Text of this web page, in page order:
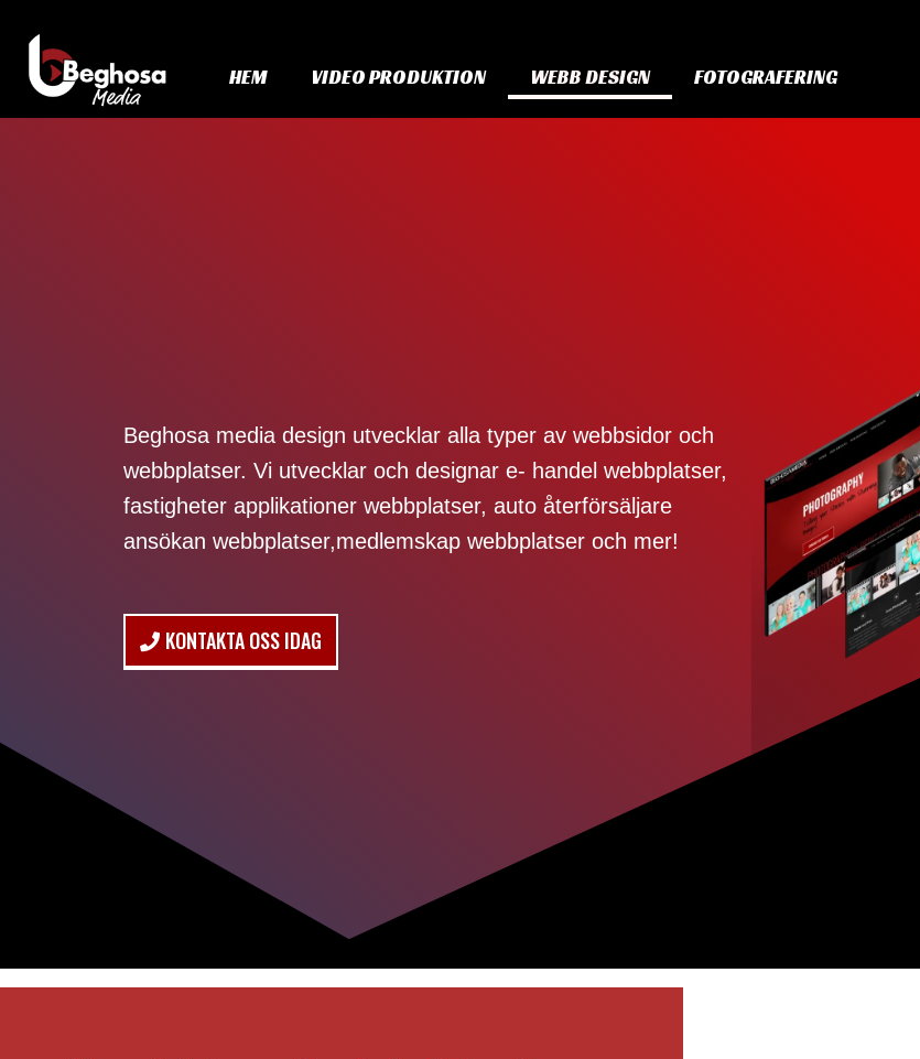
HEM VIDEO PRODUKTION WEBB DESIGN FOTOGRAFERING
Beghosa media design utvecklar alla typer av webbsidor och
webbplatser. Vi utvecklar och designar e- handel webbplatser,
fastigheter applikationer webbplatser, auto återförsäljare
ansökan webbplatser,medlemskap webbplatser och mer!
KONTAKTA OSS IDAG